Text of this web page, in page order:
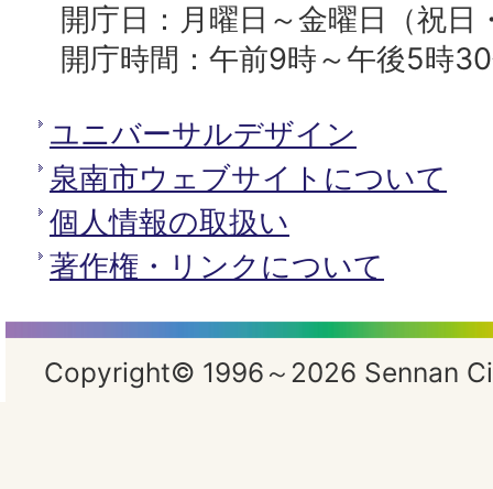
開庁日：月曜日～金曜日（祝日
開庁時間：午前9時～午後5時
ユニバーサルデザイン
泉南市ウェブサイトについて
個人情報の取扱い
著作権・リンクについて
Copyright© 1996～2026 Sennan